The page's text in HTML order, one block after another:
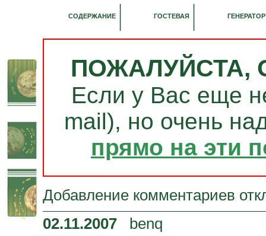
СОДЕРЖАНИЕ ГОСТЕВАЯ ГЕНЕРАТОР
ПОЖАЛУЙСТА,
Если у Вас еще
mail), но очень
прямо на эти
Добавление комментариев
02.11.2007 benq